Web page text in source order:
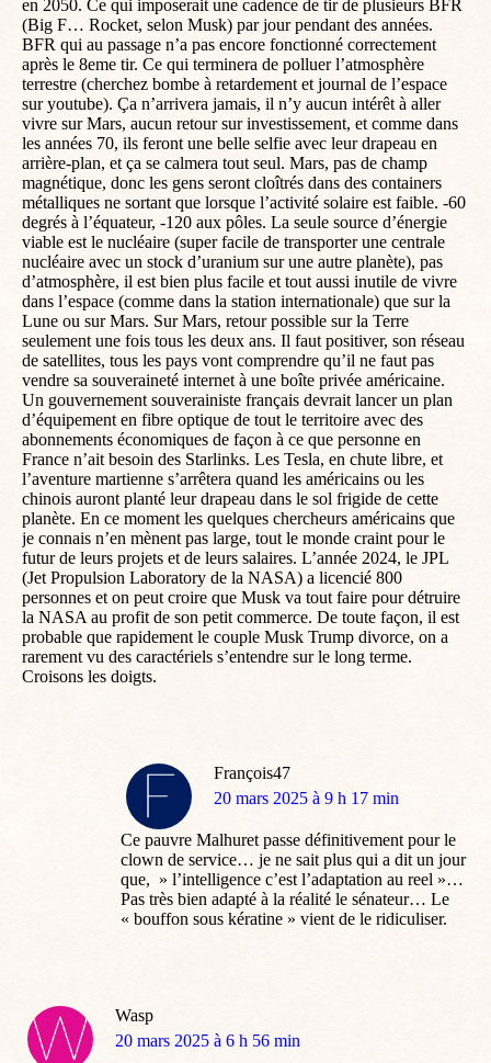
en 2050. Ce qui imposerait une cadence de tir de plusieurs BFR
(Big F… Rocket, selon Musk) par jour pendant des années.
BFR qui au passage n’a pas encore fonctionné correctement
après le 8eme tir. Ce qui terminera de polluer l’atmosphère
terrestre (cherchez bombe à retardement et journal de l’espace
sur youtube). Ça n’arrivera jamais, il n’y aucun intérêt à aller
vivre sur Mars, aucun retour sur investissement, et comme dans
les années 70, ils feront une belle selfie avec leur drapeau en
arrière-plan, et ça se calmera tout seul. Mars, pas de champ
magnétique, donc les gens seront cloîtrés dans des containers
métalliques ne sortant que lorsque l’activité solaire est faible. -60
degrés à l’équateur, -120 aux pôles. La seule source d’énergie
viable est le nucléaire (super facile de transporter une centrale
nucléaire avec un stock d’uranium sur une autre planète), pas
d’atmosphère, il est bien plus facile et tout aussi inutile de vivre
dans l’espace (comme dans la station internationale) que sur la
Lune ou sur Mars. Sur Mars, retour possible sur la Terre
seulement une fois tous les deux ans. Il faut positiver, son réseau
de satellites, tous les pays vont comprendre qu’il ne faut pas
vendre sa souveraineté internet à une boîte privée américaine.
Un gouvernement souverainiste français devrait lancer un plan
d’équipement en fibre optique de tout le territoire avec des
abonnements économiques de façon à ce que personne en
France n’ait besoin des Starlinks. Les Tesla, en chute libre, et
l’aventure martienne s’arrêtera quand les américains ou les
chinois auront planté leur drapeau dans le sol frigide de cette
planète. En ce moment les quelques chercheurs américains que
je connais n’en mènent pas large, tout le monde craint pour le
futur de leurs projets et de leurs salaires. L’année 2024, le JPL
(Jet Propulsion Laboratory de la NASA) a licencié 800
personnes et on peut croire que Musk va tout faire pour détruire
la NASA au profit de son petit commerce. De toute façon, il est
probable que rapidement le couple Musk Trump divorce, on a
rarement vu des caractériels s’entendre sur le long terme.
Croisons les doigts.
François47
dit
20 mars 2025 à 9 h 17 min
Ce pauvre Malhuret passe définitivement pour le
clown de service… je ne sait plus qui a dit un jour
que, » l’intelligence c’est l’adaptation au reel »…
Pas très bien adapté à la réalité le sénateur… Le
« bouffon sous kératine » vient de le ridiculiser.
Wasp
dit
20 mars 2025 à 6 h 56 min